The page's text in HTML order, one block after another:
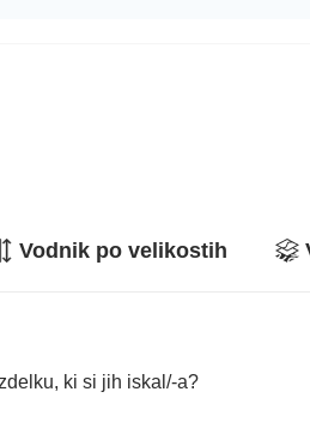
Vodnik po velikostih
ki si jih iskal/-a?